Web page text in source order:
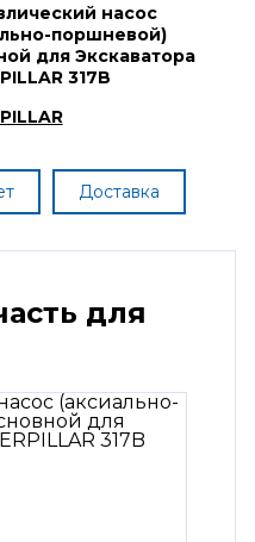
насос
поршневой)
для Экскаватора
317B
Доставка
для